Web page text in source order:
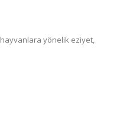
yönelik eziyet,